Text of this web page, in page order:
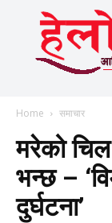
Home समाचार
मरेको
भन्छ –
दुर्घटना’